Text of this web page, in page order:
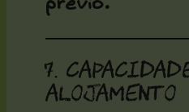
7.
alojamento